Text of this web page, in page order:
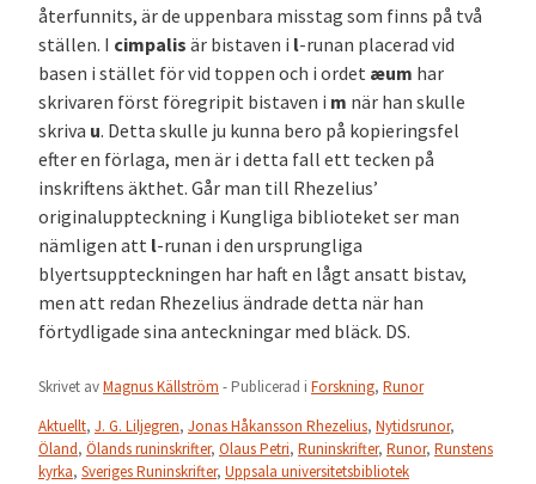
återfunnits, är de uppenbara misstag som finns på två
ställen. I cimpalis är bistaven i l-runan placerad vid
basen i stället för vid toppen och i ordet æum har
skrivaren först föregripit bistaven i m när han skulle
skriva u. Detta skulle ju kunna bero på kopieringsfel
efter en förlaga, men är i detta fall ett tecken på
inskriftens äkthet. Går man till Rhezelius’
originaluppteckning i Kungliga biblioteket ser man
nämligen att l-runan i den ursprungliga
blyertsuppteckningen har haft en lågt ansatt bistav,
men att redan Rhezelius ändrade detta när han
förtydligade sina anteckningar med bläck. DS.
Skrivet avMagnus Källström - Publicerad i Forskning, Runor
Aktuellt, J. G. Liljegren, Jonas Håkansson Rhezelius, Nytidsrunor,
Öland, Ölands runinskrifter, Olaus Petri, Runinskrifter, Runor, Runstens
kyrka, Sveriges Runinskrifter, Uppsala universitetsbibliotek